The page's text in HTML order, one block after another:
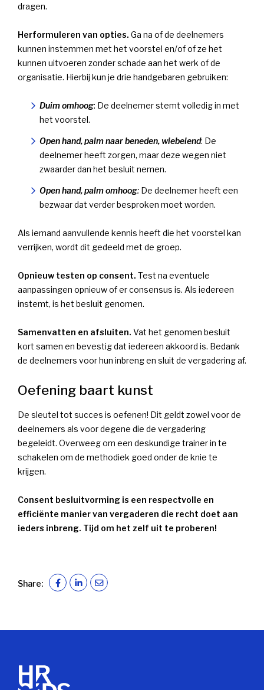
dragen.
Herformuleren van opties. Ga na of de deelnemers
kunnen instemmen met het voorstel en/of of ze het
kunnen uitvoeren zonder schade aan het werk of de
organisatie. Hierbij kun je drie handgebaren gebruiken:
Duim omhoog: De deelnemer stemt volledig in met
het voorstel.
Open hand, palm naar beneden, wiebelend: De
deelnemer heeft zorgen, maar deze wegen niet
zwaarder dan het besluit nemen.
Open hand, palm omhoog:De deelnemer heeft een
bezwaar dat verder besproken moet worden.
Als iemand aanvullende kennis heeft die het voorstel kan
verrijken, wordt dit gedeeld met de groep.
Opnieuw testen op consent. Test na eventuele
aanpassingen opnieuw of er consensus is. Als iedereen
instemt, is het besluit genomen.
Samenvatten en afsluiten. Vat het genomen besluit
kort samen en bevestig dat iedereen akkoord is. Bedank
de deelnemers voor hun inbreng en sluit de vergadering af.
Oefening baart kunst
De sleutel tot succes is oefenen! Dit geldt zowel voor de
deelnemers als voor degene die de vergadering
begeleidt. Overweeg om een deskundige trainer in te
schakelen om de methodiek goed onder de knie te
krijgen.
Consent besluitvorming is een respectvolle en
efficiënte manier van vergaderen die recht doet aan
ieders inbreng. Tijd om het zelf uit te proberen!
Share: